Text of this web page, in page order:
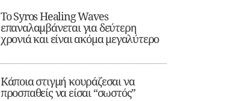
Το Syros Healing Waves
επαναλαμβάνεται για δεύτερη
χρονιά και είναι ακόμα μεγαλύτερο
Κάποια στιγμή κουράζεσαι να
προσπαθείς να είσαι “σωστός”